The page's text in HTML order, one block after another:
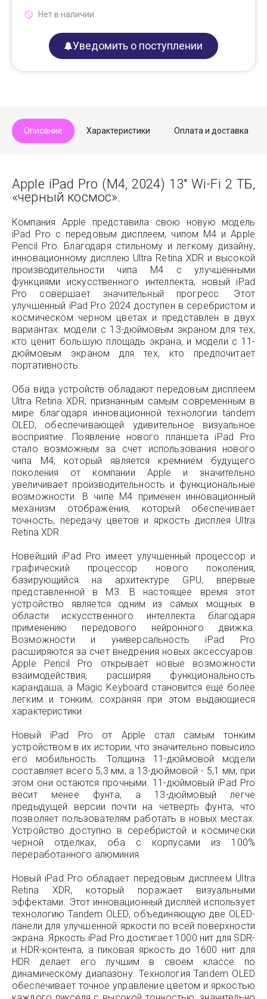
Нет в наличии
Уведомить о поступлении
Описание Характеристики Оплата и доставка
Apple iPad Pro (M4, 2024) 13" Wi-Fi 2 ТБ,
«черный космос».
Компания Apple представила свою новую модель
iPad Pro с передовым дисплеем, чипом M4 и Apple
Pencil Pro. Благодаря стильному и легкому дизайну,
инновационному дисплею Ultra Retina XDR и высокой
производительности чипа M4 с улучшенными
функциями искусственного интеллекта, новый iPad
Pro совершает значительный прогресс. Этот
улучшенный iPad Pro 2024 доступен в серебристом и
космическом черном цветах и представлен в двух
вариантах: модели с 13-дюймовым экраном для тех,
кто ценит большую площадь экрана, и модели с 11-
дюймовым экраном для тех, кто предпочитает
портативность.
Оба вида устройств обладают передовым дисплеем
Ultra Retina XDR, признанным самым современным в
мире благодаря инновационной технологии tandem
OLED, обеспечивающей удивительное визуальное
восприятие. Появление нового планшета iPad Pro
стало возможным за счет использования нового
чипа M4, который является кремнием будущего
поколения от компании Apple и значительно
увеличивает производительность и функциональные
возможности. В чипе M4 применен инновационный
механизм отображения, который обеспечивает
точность, передачу цветов и яркость дисплея Ultra
Retina XDR.
Новейший iPad Pro имеет улучшенный процессор и
графический процессор нового поколения,
базирующийся на архитектуре GPU, впервые
представленной в M3. В настоящее время этот
устройство является одним из самых мощных в
области искусственного интеллекта благодаря
применению передового нейронного движка.
Возможности и универсальность iPad Pro
расширяются за счет внедрения новых аксессуаров.
Apple Pencil Pro открывает новые возможности
взаимодействия, расширяя функциональность
карандаша, а Magic Keyboard становится еще более
легким и тонким, сохраняя при этом выдающиеся
характеристики.
Новый iPad Pro от Apple стал самым тонким
устройством в их истории, что значительно повысило
его мобильность. Толщина 11-дюймовой модели
составляет всего 5,3 мм, а 13-дюймовой - 5,1 мм, при
этом они остаются прочными. 11-дюймовый iPad Pro
весит менее фунта, а 13-дюймовый легче
предыдущей версии почти на четверть фунта, что
позволяет пользователям работать в новых местах.
Устройство доступно в серебристой и космически
черной отделках, оба с корпусами из 100%
переработанного алюминия.
Новый iPad Pro обладает передовым дисплеем Ultra
Retina XDR, который поражает визуальными
эффектами. Этот инновационный дисплей использует
технологию Tandem OLED, объединяющую две OLED-
панели для улучшенной яркости по всей поверхности
экрана. Яркость iPad Pro достигает 1000 нит для SDR-
и HDR-контента, а пиковая яркость до 1600 нит для
HDR делает его лучшим в своем классе по
динамическому диапазону. Технология Tandem OLED
обеспечивает точное управление цветом и яркостью